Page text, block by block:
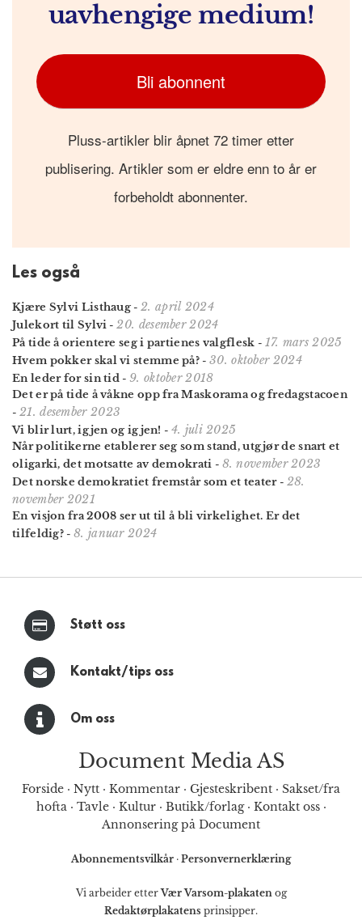
uavhengige medium!
Bli abonnent
Pluss-artikler blir åpnet 72 timer etter
publisering. Artikler som er eldre enn to år er
forbeholdt abonnenter.
Les også
Kjære Sylvi Listhaug - 2. april 2024
Julekort til Sylvi -20. desember 2024
På tide å orientere seg i partienes valgflesk - 17. mars 2025
Hvem pokker skal vi stemme på? - 30. oktober 2024
En leder for sin tid - 9. oktober 2018
Det er på tide å våkne opp fra Maskorama og fredagstacoen
- 21. desember 2023
Vi blir lurt, igjen og igjen! - 4. juli 2025
Når politikerne etablerer seg som stand, utgjør de snart et
oligarki, det motsatte av demokrati - 8. november 2023
Det norske demokratiet fremstår som et teater- 28.
november 2021
En visjon fra 2008 ser ut til å bli virkelighet. Er det
tilfeldig? - 8. januar 2024
Støtt oss
Kontakt/tips oss
Om oss
Document Media AS
Forside · Nytt · Kommentar · Gjesteskribent · Sakset/fra
hofta· Tavle· Kultur· Butikk/forlag· Kontakt oss·
Annonsering på Document
Abonnementsvilkår · Personvernerklæring
Vi arbeider etterVær Varsom-plakaten og
Redaktørplakatens prinsipper.